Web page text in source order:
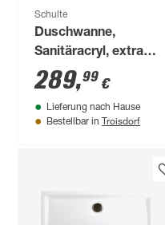
Schulte
Duschwanne,
Sanitäracryl, extra-
flach, rechteckig,
13,5-18,5 cm, 100 x
80 x 3,5 cm
289,99 €
Lieferung nach Hause
Bestellbar in Troisdorf